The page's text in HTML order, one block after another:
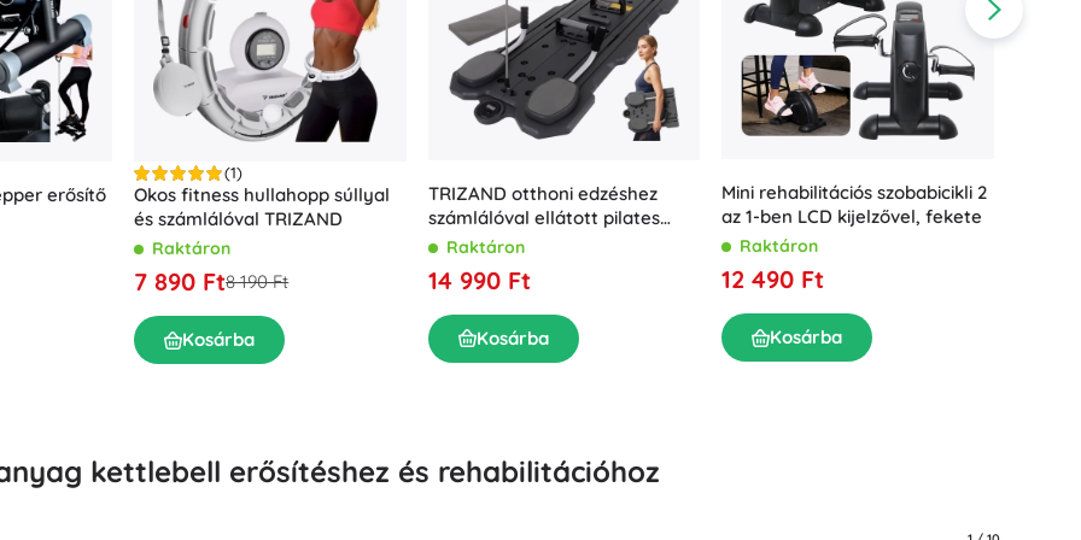
Felszerelés a legkisebbeknek
Dekorációk
Biztonság
Rendezés
Mosdókiegészítők
WC-kiegészítők
Kád- és zuhanykiegészítők
Fürdőszobai textíliák
Iskola Figurák
Babák és kisbabák
Grillezés Dekorációk
Zene
erősítő
(1)
Okos fitness hullahopp súllyal
és számlálóval TRIZAND
Raktáron
7 890 Ft8 190 Ft
Kosárba
TRIZAND otthoni edzéshez
számlálóval ellátott pilates
deszka
Raktáron
14 990 Ft
Kosárba
Mini rehabilitációs szobabicikli 2
az 1-ben LCD kijelzővel, fekete
Raktáron
12 490 Ft
Kosárba
kettlebell erősítéshez és rehabilitációhoz